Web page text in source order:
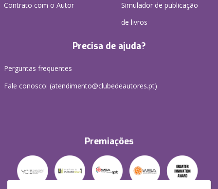
Contrato com o Autor
Simulador de publicação
de livros
Precisa de ajuda?
Perguntas frequentes
Fale conosco: (atendimento@clubedeautores.pt)
Premiações